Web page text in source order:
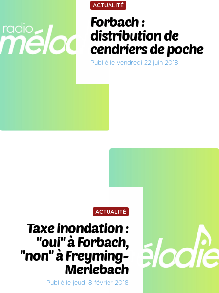
ACTUALITÉ
Forbach :
distribution de
cendriers de poche
Publié le vendredi 22 juin 2018
ACTUALITÉ
Taxe inondation :
''oui'' à Forbach,
''non'' à Freyming-
Merlebach
Publié le jeudi 8 février 2018